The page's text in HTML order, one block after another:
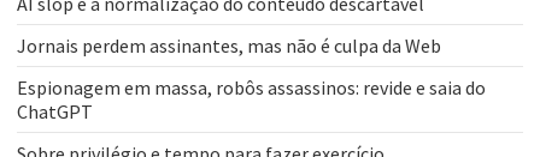
Jornais perdem assinantes, mas não é culpa da Web
Espionagem em massa, robôs assassinos: revide e saia do
ChatGPT